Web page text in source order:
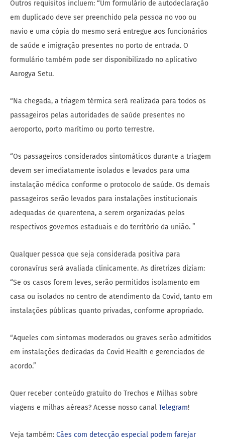
Outros requisitos incluem: “Um formulário de autodeclaração
em duplicado deve ser preenchido pela pessoa no voo ou
navio e uma cópia do mesmo será entregue aos funcionários
de saúde e imigração presentes no porto de entrada. O
formulário também pode ser disponibilizado no aplicativo
Aarogya Setu.
“Na chegada, a triagem térmica será realizada para todos os
passageiros pelas autoridades de saúde presentes no
aeroporto, porto marítimo ou porto terrestre.
“Os passageiros considerados sintomáticos durante a triagem
devem ser imediatamente isolados e levados para uma
instalação médica conforme o protocolo de saúde. Os demais
passageiros serão levados para instalações institucionais
adequadas de quarentena, a serem organizadas pelos
respectivos governos estaduais e do território da união. ”
Qualquer pessoa que seja considerada positiva para
coronavírus será avaliada clinicamente. As diretrizes diziam:
“Se os casos forem leves, serão permitidos isolamento em
casa ou isolados no centro de atendimento da Covid, tanto em
instalações públicas quanto privadas, conforme apropriado.
“Aqueles com sintomas moderados ou graves serão admitidos
em instalações dedicadas da Covid Health e gerenciados de
acordo.”
Quer receber conteúdo gratuito do Trechos e Milhas sobre
viagens e milhas aéreas? Acesse nosso canal Telegram!
Veja também: Cães com detecção especial podem farejar